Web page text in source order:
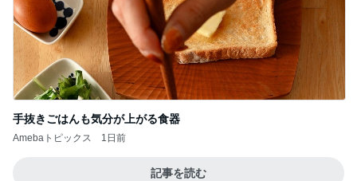
手抜きごはんも気分が上がる食器
Amebaトピックス 1日前
記事を読む